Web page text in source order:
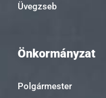
Üvegzseb
Önkormányzat
Polgármester